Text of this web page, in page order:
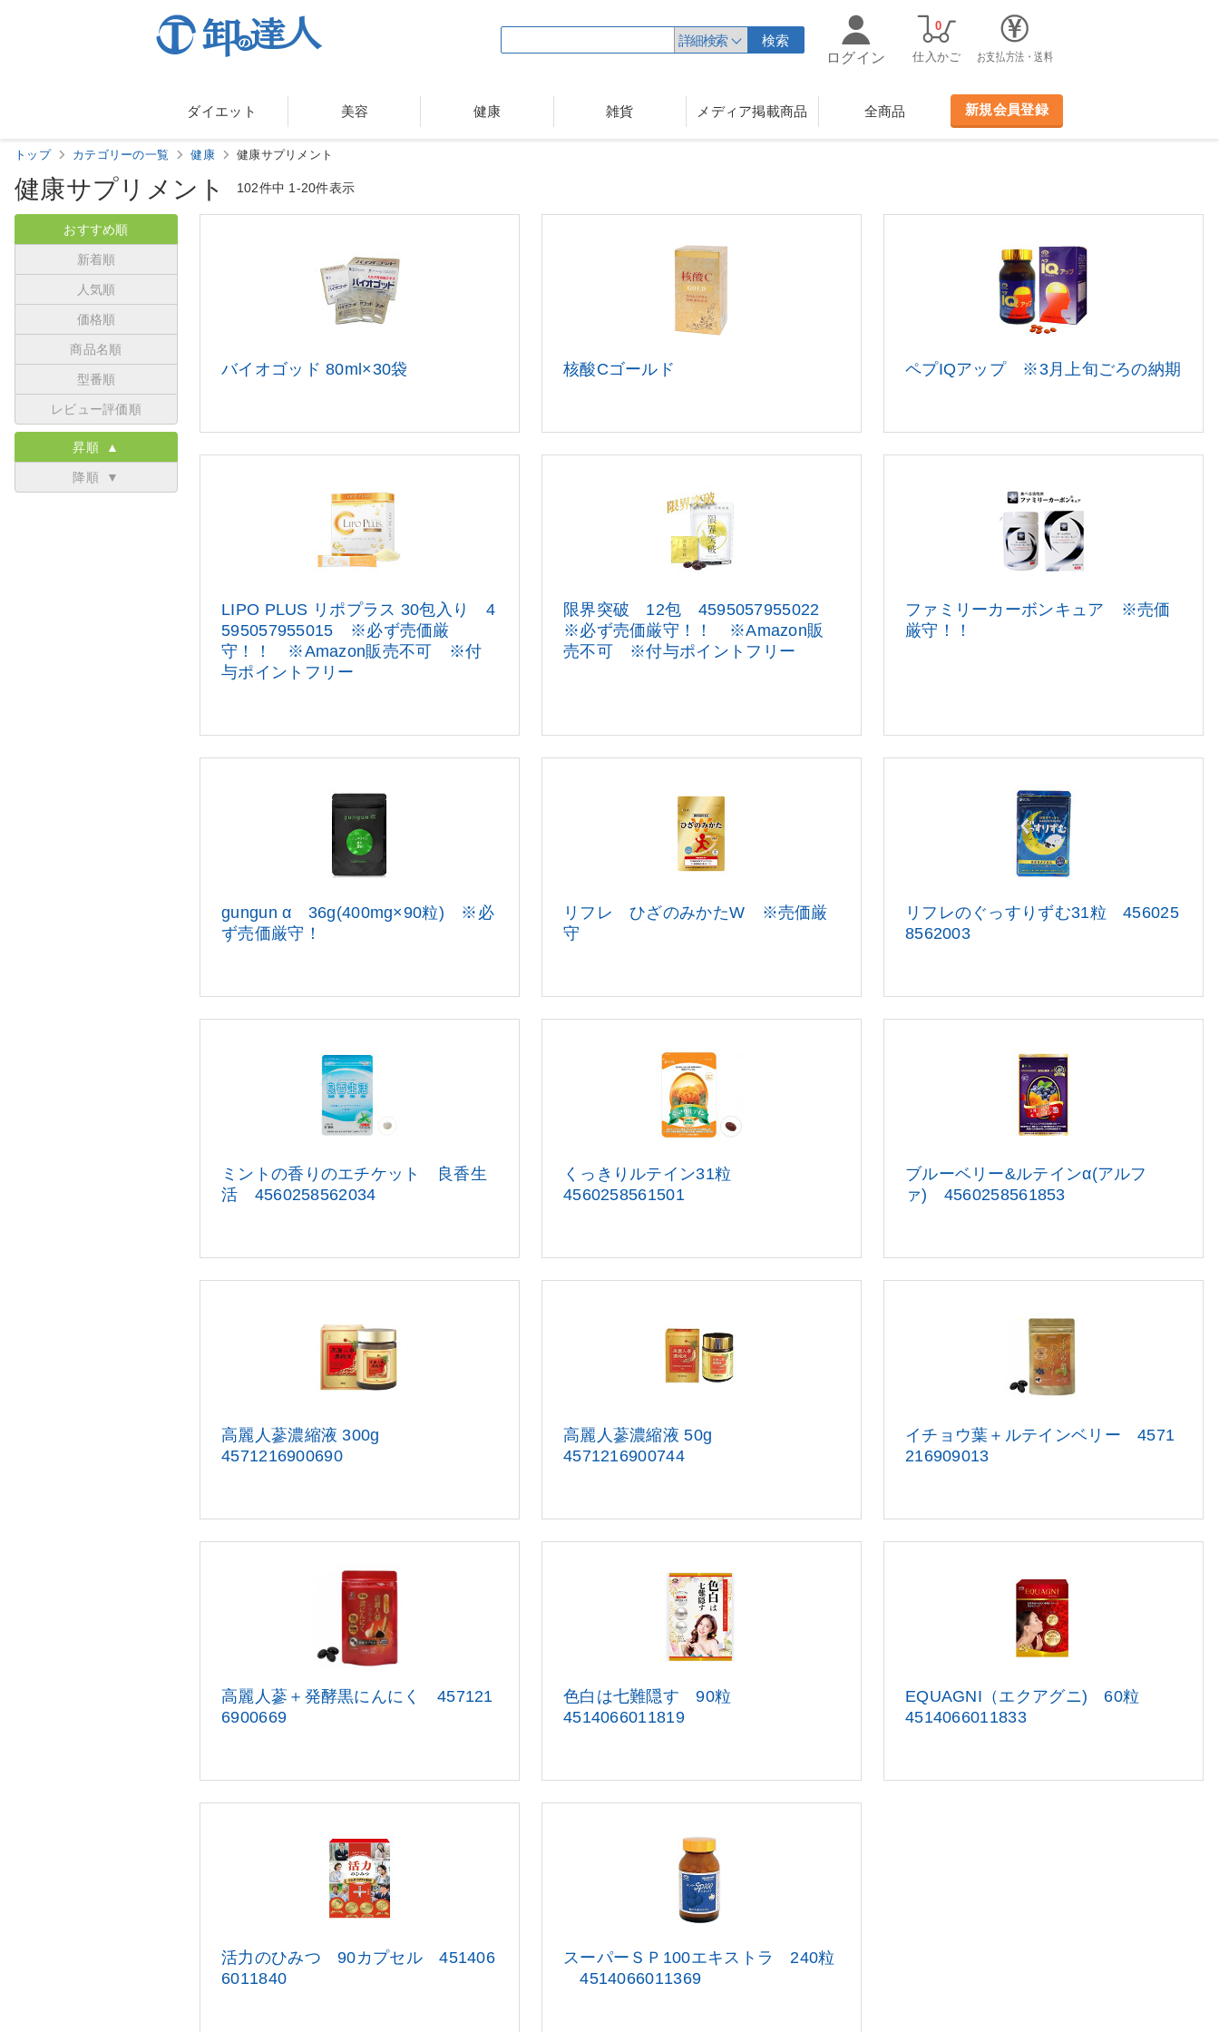
詳細検索
検索
ログイン
仕入かご
0
お支払方法・送料
ダイエット 美容 健康 雑貨 メディア掲載商品 全商品 新規会員登録
トップ カテゴリーの一覧 健康 健康サプリメント
健康サプリメント 102件中 1-20件表示
バイオゴッド 80ml×30袋 核酸Cゴールド ペプIQアップ ※3月上旬ごろの納期
LIPO PLUS リポプラス 30包入り 4
595057955015 ※必ず売価厳
守！！
※Amazon販売不可 ※付
与ポイン トフリー
限界突破 12包 4595057955022
※必ず売価厳守！！ ※Amazon販
売不可 ※付与ポイントフリー
ファミリーカーボンキュア ※売価
厳守！！
gungun α 36g(400mg×90粒) ※必
ず売価厳守！
リフレ ひざのみかたW ※売価厳
守
リフレのぐっすりずむ31粒 456025
8562003
ミントの香りのエチケット 良香生
活 4560258562034
くっきりルテイン31粒
4560258561501
ブルーベリー&ルテインα(アルフ
ァ) 4560258561853
高麗人蔘濃縮液 300g
4571216900690
高麗人蔘濃縮液 50g
4571216900744
イチョウ葉＋ルテインベリー 4571
216909013
高麗人蔘＋発酵黒にんにく 457121
6900669
色白は七難隠す 90粒
4514066011819
EQUAGNI（エクアグニ) 60粒
4514066011833
活力のひみつ 90カプセル 451406
6011840
スーパーＳＰ100エキストラ 240粒
4514066011369
おすすめ順
新着順
人気順
価格順
商品名順
型番順
レビュー評価順
昇順 ▲
降順 ▼